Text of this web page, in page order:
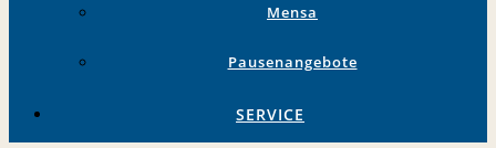
Mensa
Pausenangebote
SERVICE